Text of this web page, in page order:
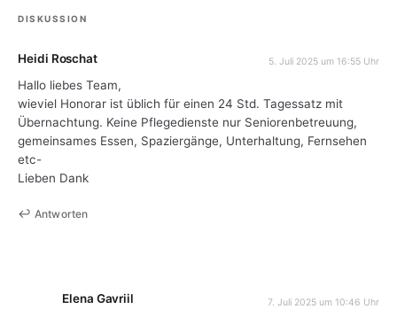
DISKUSSION
Heidi Roschat 5. Juli 2025 um 16:55 Uhr
Hallo liebes Team,
wieviel Honorar ist üblich für einen 24 Std. Tagessatz mit
Übernachtung. Keine Pflegedienste nur Seniorenbetreuung,
gemeinsames Essen, Spaziergänge, Unterhaltung, Fernsehen
etc-
Lieben Dank
Antworten
Elena Gavriil 7. Juli 2025 um 10:46 Uhr